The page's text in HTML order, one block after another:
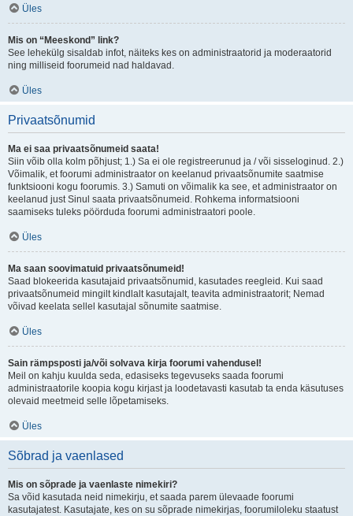
Üles
Mis on “Meeskond” link?
See lehekülg sisaldab infot, näiteks kes on administraatorid ja moderaatorid
ning milliseid foorumeid nad haldavad.
Üles
Privaatsõnumid
Ma ei saa privaatsõnumeid saata!
Siin võib olla kolm põhjust; 1.) Sa ei ole registreerunud ja / või sisseloginud. 2.)
Võimalik, et foorumi administraator on keelanud privaatsõnumite saatmise
funktsiooni kogu foorumis. 3.) Samuti on võimalik ka see, et administraator on
keelanud just Sinul saata privaatsõnumeid. Rohkema informatsiooni
saamiseks tuleks pöörduda foorumi administraatori poole.
Üles
Ma saan soovimatuid privaatsõnumeid!
Saad blokeerida kasutajaid privaatsõnumid, kasutades reegleid. Kui saad
privaatsõnumeid mingilt kindlalt kasutajalt, teavita administraatorit; Nemad
võivad keelata sellel kasutajal sõnumite saatmise.
Üles
Sain rämpsposti ja/või solvava kirja foorumi vahendusel!
Meil on kahju kuulda seda, edasiseks tegevuseks saada foorumi
administraatorile koopia kogu kirjast ja loodetavasti kasutab ta enda käsutuses
olevaid meetmeid selle lõpetamiseks.
Üles
Sõbrad ja vaenlased
Mis on sõprade ja vaenlaste nimekiri?
Sa võid kasutada neid nimekirju, et saada parem ülevaade foorumi
kasutajatest. Kasutajate, kes on su sõprade nimekirjas, foorumiloleku staatust